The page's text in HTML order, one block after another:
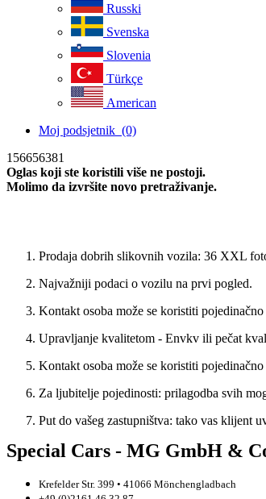
Russki
Svenska
Slovenia
Türkçe
American
Moj podsjetnik (0)
156656381
Oglas koji ste koristili više ne postoji.
Molimo da izvršite novo pretraživanje.
Prodaja dobrih slikovnih vozila: 36 XXL
Najvažniji podaci o vozilu na prvi pogled.
Kontakt osoba može se koristiti
Upravljanje kvalitetom - Envkv ili pečat
Kontakt osoba može se koristiti
Za ljubitelje pojedinosti: prilagodba svih
Put do vašeg zastupništva: tako vas klijent
Special Cars - MG GmbH &
Krefelder Str. 399 • 41066 Mönchengladbach